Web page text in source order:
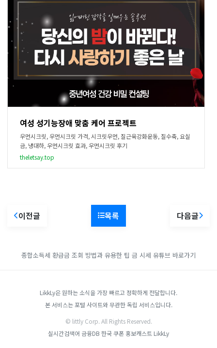
여성 성기능장애 맞춤 케어 프로젝트
우먼시크릿, 우먼시크릿 가격, 시크릿우먼, 질근육강화운동, 질수축, 요실
금, 냉대하, 우먼시크릿 효과, 우먼시크릿 후기
theletsay.top
이전글 목록 다음글
종합소득세 환급금 조회 방법과 유용한 팁 금 시세 유튜브 바로가기
LikkLy은 원하는 소식을 가장 빠르고 정확하게 전달합니다.
본 서비스는 포털 사이트와 무관한 독립 서비스입니다.
© littly Corp. All Rights Reserved.
실시간검색어 금융DB 한국 쿠폰홍보캐스트 LikkLy